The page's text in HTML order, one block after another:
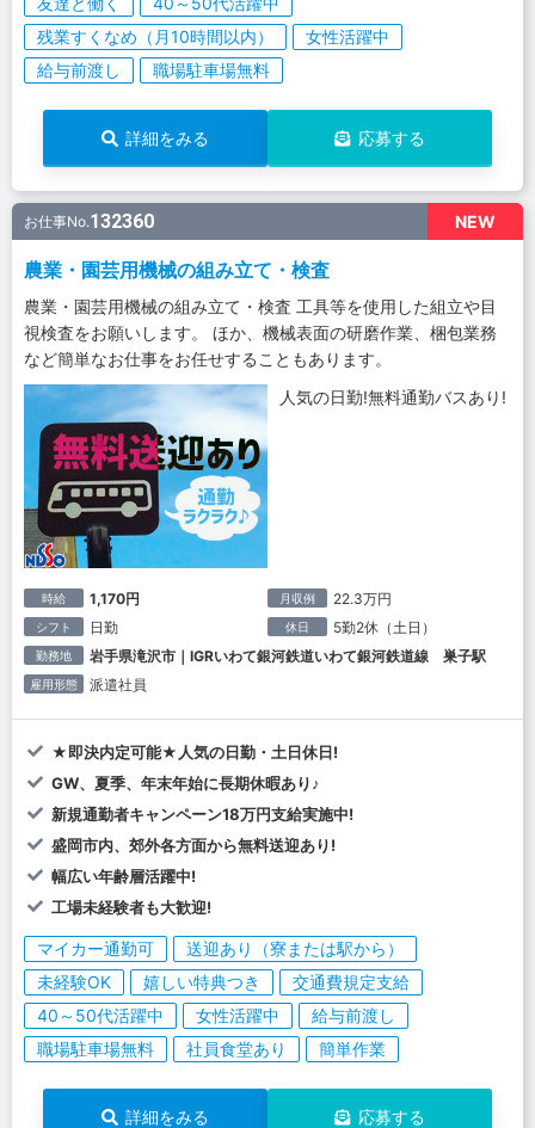
残業すくなめ（月10時間以内）
女性活躍中
給与前渡し
職場駐車場無料
詳細をみる 応募する
NEW
お仕事No.132360
農業・園芸用機械の組み立て・検査
農業・園芸用機械の組み立て・検査 工具等を使用した組立や目
視検査をお願いします。 ほか、機械表面の研磨作業、梱包業務
など簡単なお仕事をお任せすることもあります。
人気の日勤!無料通勤バスあり!
時給 1,170円 月収例 22.3万円
シフト 日勤 休日 5勤2休（土日）
勤務地 岩手県滝沢市｜IGRいわて銀河鉄道いわて銀河鉄道線 巣子駅
雇用形態 派遣社員
★即決内定可能★人気の日勤・土日休日!
GW、夏季、年末年始に長期休暇あり♪
新規通勤者キャンペーン18万円支給実施中!
盛岡市内、郊外各方面から無料送迎あり!
幅広い年齢層活躍中!
工場未経験者も大歓迎!
マイカー通勤可
送迎あり（寮または駅から）
未経験OK
嬉しい特典つき
交通費規定支給
40～50代活躍中
女性活躍中
給与前渡し
職場駐車場無料
社員食堂あり 簡単作業
詳細をみる 応募する